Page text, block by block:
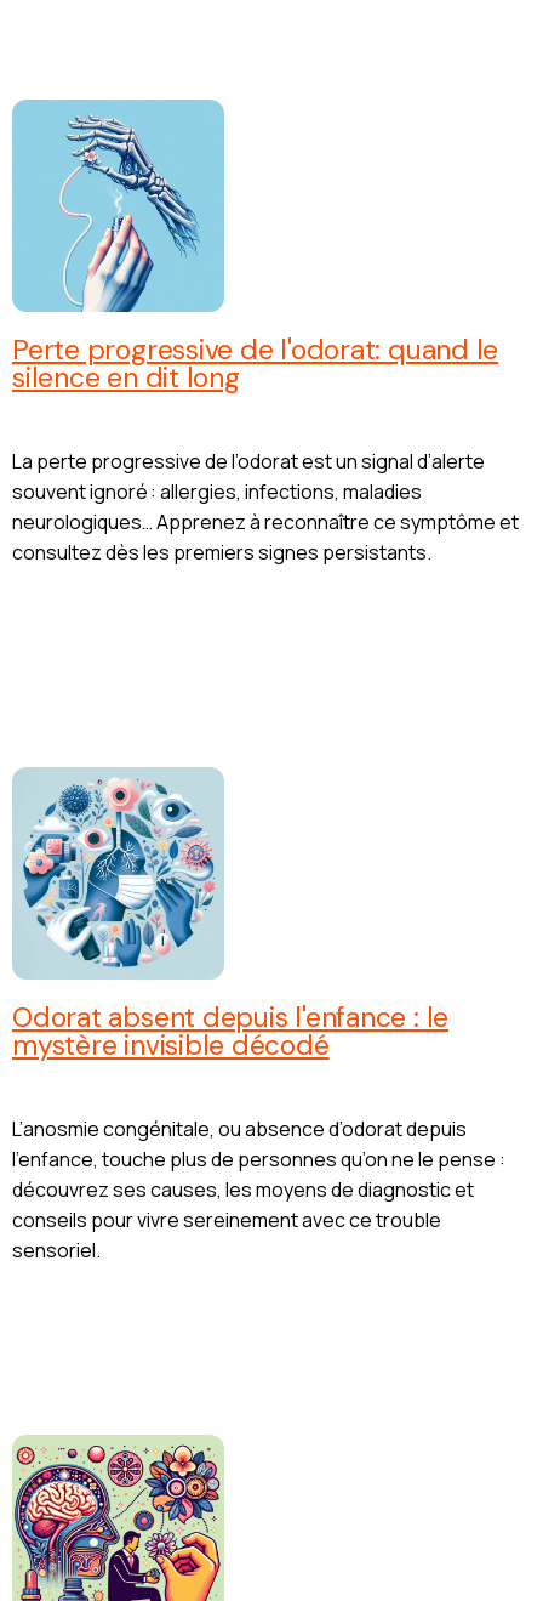
Perte progressive de l'odorat: quand le
silence en dit long
La perte progressive de l’odorat est un signal d’alerte
souvent ignoré : allergies, infections, maladies
neurologiques… Apprenez à reconnaître ce symptôme et
consultez dès les premiers signes persistants.
Odorat absent depuis l'enfance : le
mystère invisible décodé
L’anosmie congénitale, ou absence d’odorat depuis
l’enfance, touche plus de personnes qu’on ne le pense :
découvrez ses causes, les moyens de diagnostic et
conseils pour vivre sereinement avec ce trouble
sensoriel.